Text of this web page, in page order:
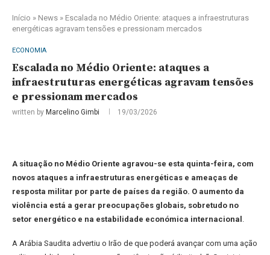
Início » News » Escalada no Médio Oriente: ataques a infraestruturas
energéticas agravam tensões e pressionam mercados
ECONOMIA
Escalada no Médio Oriente: ataques a
infraestruturas energéticas agravam tensões
e pressionam mercados
written by Marcelino Gimbi 19/03/2026
A situação no Médio Oriente agravou-se esta quinta-feira, com
novos ataques a infraestruturas energéticas e ameaças de
resposta militar por parte de países da região. O aumento da
violência está a gerar preocupações globais, sobretudo no
setor energético e na estabilidade económica internacional .
A Arábia Saudita advertiu o Irão de que poderá avançar com uma ação